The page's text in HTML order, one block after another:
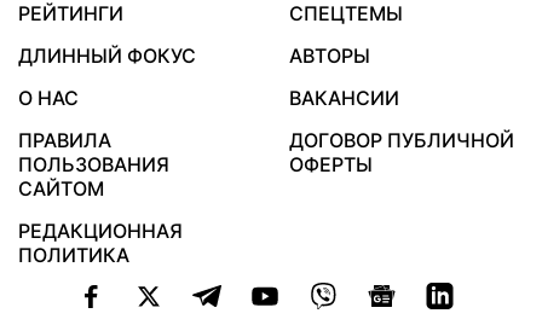
РЕЙТИНГИ
СПЕЦТЕМЫ
ДЛИННЫЙ ФОКУС
АВТОРЫ
О НАС
ВАКАНСИИ
ПРАВИЛА
ПОЛЬЗОВАНИЯ
САЙТОМ
ДОГОВОР ПУБЛИЧНОЙ
ОФЕРТЫ
РЕДАКЦИОННАЯ
ПОЛИТИКА